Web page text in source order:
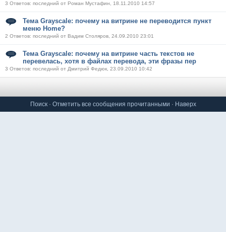
3 Ответов: последний от Роман Мустафин, 18.11.2010 14:57
Тема Grayscale: почему на витрине не переводится пункт
меню Home?
2 Ответов: последний от Вадим Столяров, 24.09.2010 23:01
Тема Grayscale: почему на витрине часть текстов не
перевелась, хотя в файлах перевода, эти фразы пер
3 Ответов: последний от Дмитрий Федюк, 23.09.2010 10:42
Поиск· Отметить все сообщения прочитанными · Наверх